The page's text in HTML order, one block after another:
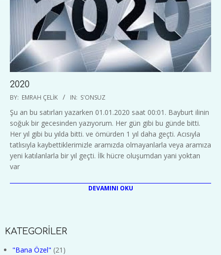
2020
2020-
01
BY: EMRAH ÇELIK IN: S'ONSUZ
Şu an bu satırları yazarken 01.01.2020 saat 00:01. Bayburt ilinin
soğuk bir gecesinden yazıyorum. Her gün gibi bu günde bitti.
Her yıl gibi bu yılda bitti. ve ömürden 1 yıl daha geçti. Acısıyla
tatlısıyla kaybettiklerimizle aramızda olmayanlarla veya aramıza
yeni katılanlarla bir yıl geçti. İlk hücre oluşumdan yani yoktan
var
DEVAMINI OKU
KATEGORİLER
"Bana Özel" (21)